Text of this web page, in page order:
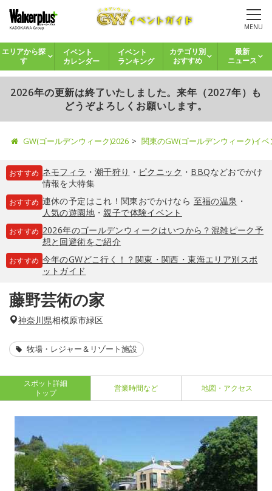
MENU
エリアから探
す
イベント
カレンダー
イベント
ランキング
カテゴリ別
おすすめ
最新
ニュース
2026年の更新は終了いたしました。来年（2027年）も
どうぞよろしくお願いします。
GW(ゴールデンウィーク)2026 関東のGW(ゴールデンウィーク)イ
おすすめ ネモフィラ ・ 潮干狩り ・ ピクニック ・ BBQなどおでかけ
情報を大特集
おすすめ 連休の予定はこれ！関東おでかけなら 至福の温泉 ・
人気の遊園地・親子で体験イベント
おすすめ 2026年のゴールデンウィークはいつから？混雑ピーク予
想と回避術をご紹介
おすすめ 今年のGWどこ行く！？関東・関西・東海エリア別スポ
ットガイド
藤野芸術の家
神奈川県相模原市緑区
牧場・レジャー＆リゾート施設
スポット詳細
トップ
営業時間など 地図・アクセス